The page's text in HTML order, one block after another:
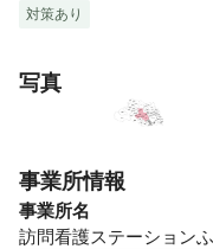
対策あり
写真
事業所情報
事業所名
訪問看護ステーション